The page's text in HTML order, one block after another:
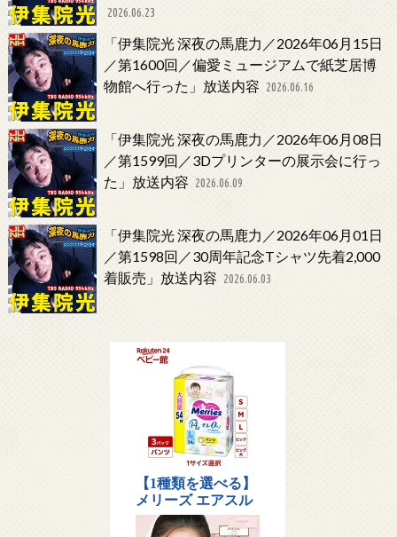
2026.06.23
「伊集院光 深夜の馬鹿力／2026年06月15日
／第1600回／偏愛ミュージアムで紙芝居博
物館へ行った」放送内容 2026.06.16
「伊集院光 深夜の馬鹿力／2026年06月08日
／第1599回／3Dプリンターの展示会に行っ
た」放送内容 2026.06.09
「伊集院光 深夜の馬鹿力／2026年06月01日
／第1598回／30周年記念Tシャツ先着2,000
着販売」放送内容 2026.06.03